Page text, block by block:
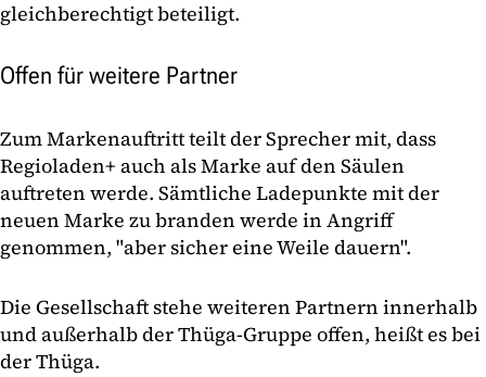
gleichberechtigt beteiligt.
Offen für weitere Partner
Zum Markenauftritt teilt der Sprecher mit, dass
Regioladen+ auch als Marke auf den Säulen
auftreten werde. Sämtliche Ladepunkte mit der
neuen Marke zu branden werde in Angriff
genommen, "aber sicher eine Weile dauern".
Die Gesellschaft stehe weiteren Partnern innerhalb
und außerhalb der Thüga-Gruppe offen, heißt es bei
der Thüga.